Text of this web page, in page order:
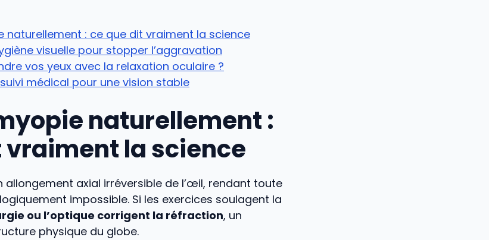
naturellement : ce que dit vraiment la science
visuelle pour stopper l’aggravation
vos yeux avec la relaxation oculaire ?
médical pour une vision stable
naturellement :
vraiment la science
allongement axial irréversible de l’œil, rendant toute
impossible. Si les exercices soulagent la
ou l’optique corrigent la réfraction, un
physique du globe.